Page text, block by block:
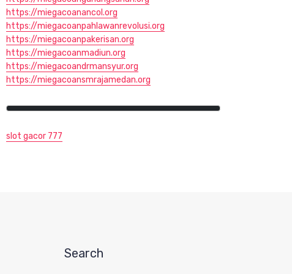
https://miegacoanancol.org
https://miegacoanpahlawanrevolusi.org
https://miegacoanpakerisan.org
https://miegacoanmadiun.org
https://miegacoandrmansyur.org
https://miegacoansmrajamedan.org
slot gacor 777
Search